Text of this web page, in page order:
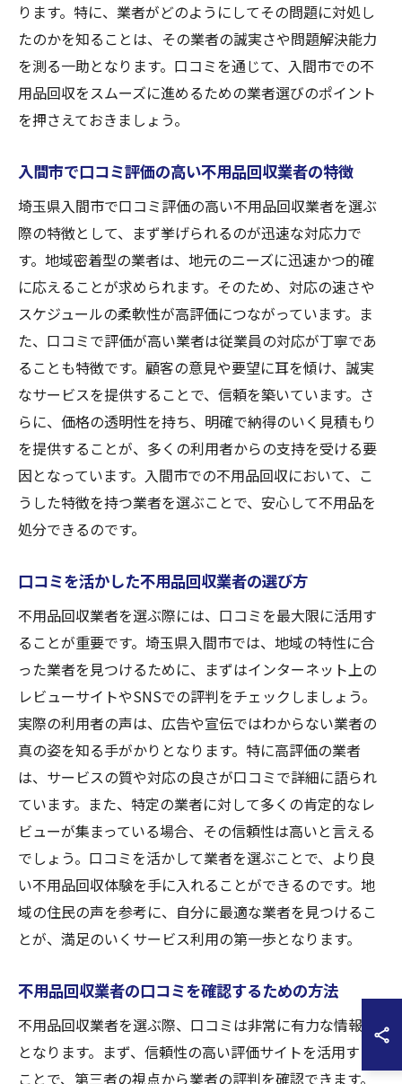
ります。特に、業者がどのようにしてその問題に対処し
たのかを知ることは、その業者の誠実さや問題解決能力
を測る一助となります。口コミを通じて、入間市での不
用品回収をスムーズに進めるための業者選びのポイント
を押さえておきましょう。
入間市で口コミ評価の高い不用品回収業者の特徴
埼玉県入間市で口コミ評価の高い不用品回収業者を選ぶ
際の特徴として、まず挙げられるのが迅速な対応力で
す。地域密着型の業者は、地元のニーズに迅速かつ的確
に応えることが求められます。そのため、対応の速さや
スケジュールの柔軟性が高評価につながっています。ま
た、口コミで評価が高い業者は従業員の対応が丁寧であ
ることも特徴です。顧客の意見や要望に耳を傾け、誠実
なサービスを提供することで、信頼を築いています。さ
らに、価格の透明性を持ち、明確で納得のいく見積もり
を提供することが、多くの利用者からの支持を受ける要
因となっています。入間市での不用品回収において、こ
うした特徴を持つ業者を選ぶことで、安心して不用品を
処分できるのです。
口コミを活かした不用品回収業者の選び方
不用品回収業者を選ぶ際には、口コミを最大限に活用す
ることが重要です。埼玉県入間市では、地域の特性に合
った業者を見つけるために、まずはインターネット上の
レビューサイトやSNSでの評判をチェックしましょう。
実際の利用者の声は、広告や宣伝ではわからない業者の
真の姿を知る手がかりとなります。特に高評価の業者
は、サービスの質や対応の良さが口コミで詳細に語られ
ています。また、特定の業者に対して多くの肯定的なレ
ビューが集まっている場合、その信頼性は高いと言える
でしょう。口コミを活かして業者を選ぶことで、より良
い不用品回収体験を手に入れることができるのです。地
域の住民の声を参考に、自分に最適な業者を見つけるこ
とが、満足のいくサービス利用の第一歩となります。
不用品回収業者の口コミを確認するための方法
不用品回収業者を選ぶ際、口コミは非常に有力な情報源
となります。まず、信頼性の高い評価サイトを活用する
ことで、第三者の視点から業者の評判を確認できます。